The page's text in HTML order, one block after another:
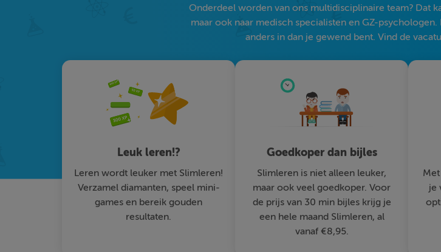
Onderdeel worden van ons multidisciplinaire team? Dat
maar ook naar medisch specialisten en GZ-
anders in dan je gewend bent. Vind de
Leuk leren!?
Leren wordt leuker met Slimleren!
Verzamel diamanten, speel mini-
games en bereik gouden
resultaten.
Goedkoper dan bijles
Slimleren is niet alleen leuker,
maar ook veel goedkoper. Voor
de prijs van 30 min bijles krijg je
een hele maand Slimleren, al
vanaf €8,95.
je